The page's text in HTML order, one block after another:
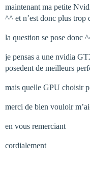
maintenant ma petite
^^ et n’est donc plus trop
la question se pose donc
je pensas a une nvidia
posedent de meilleurs
mais quelle GPU choisir
merci de bien vouloir
en vous remerciant
cordialement